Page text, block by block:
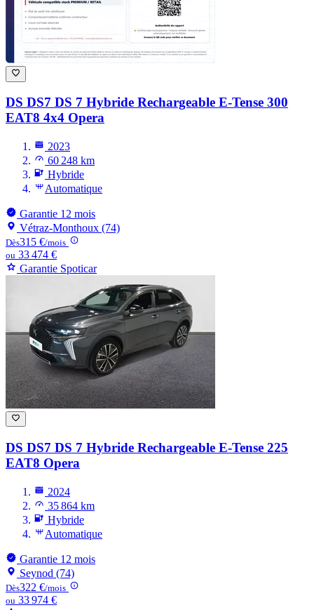
DS DS7 DS 7 Hybride Rechargeable E-Tense 300
EAT8 4x4 Opera
2023
60 248 km
Hybride
Automatique
Garantie 12 mois
Vétraz-Monthoux (74)
Dès315 €/mois
ou 33 474 €
Garantie Spoticar
DS DS7 DS 7 Hybride Rechargeable E-Tense 225
EAT8 Opera
2024
35 864 km
Hybride
Automatique
Garantie 12 mois
Seynod (74)
Dès322 €/mois
ou 33 974 €